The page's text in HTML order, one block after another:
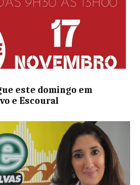
este domingo em
e Escoural